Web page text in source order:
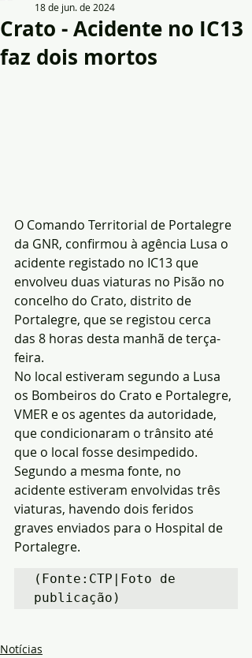
Crato - Acidente no IC13
faz dois mortos
18 de jun. de 2024
O Comando Territorial de Portalegre
da GNR, confirmou à agência Lusa o
acidente registado no IC13 que
envolveu duas viaturas no Pisão no
concelho do Crato, distrito de
Portalegre, que se registou cerca
das 8 horas desta manhã de terça-
feira.
No local estiveram segundo a Lusa
os Bombeiros do Crato e Portalegre,
VMER e os agentes da autoridade,
que condicionaram o trânsito até
que o local fosse desimpedido.
Segundo a mesma fonte, no
acidente estiveram envolvidas três
viaturas, havendo dois feridos
graves enviados para o Hospital de
Portalegre.
(Fonte:CTP|Foto de
publicação)
Notícias